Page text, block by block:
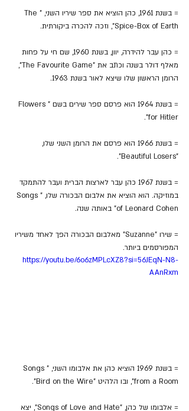
= בשנת 1961, כהן הוציא את ספר שיריו השני, "The
Spice-Box of Earth", וזכה להכרה ביקורתית.
= כהן עבר להידרה, יוון, בשנת 1960, שם חי על פחות
מאלף דולר בשנה וכתב את "The Favourite Game",
הרומן הראשון שלו שיצא לאור בשנת 1963.
= בשנת 1964 הוא פרסם ספר שירים בשם "Flowers
for Hitler".
= בשנת 1966 הוא פרסם את הרומן השני שלו,
"Beautiful Losers".
= בשנת 1967 כהן עבר לארצות הברית ועבר להתמקד
במוזיקה. הוא הוציא את אלבום הבכורה שלו, "Songs
of Leonard Cohen" באותה שנה.
= שירו ​​"Suzanne" מאלבום הבכורה הפך לאחד משיריו
המפורסמים ביותר.
https://youtu.be/6o6zMPLcXZ8?si=56JEqN-N8-
AAnRxm
= בשנת 1969 הוציא כהן את אלבומו השני, "Songs
from a Room", ובו הלהיט "Bird on the Wire".
= אלבומו של כהן, "Songs of Love and Hate", יצא